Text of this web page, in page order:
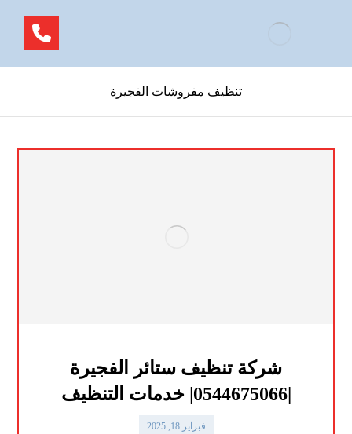
تنظيف مفروشات الفجيرة
شركة تنظيف ستائر الفجيرة
|0544675066| خدمات التنظيف
فبراير 18, 2025